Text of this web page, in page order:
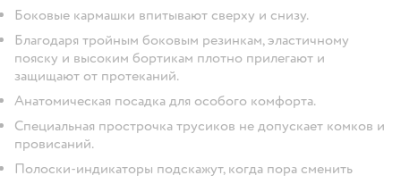
Боковые кармашки впитывают сверху и снизу.
Благодаря тройным боковым резинкам, эластичному
пояску и высоким бортикам плотно прилегают и
защищают от протеканий.
Анатомическая посадка для особого комфорта.
Специальная прострочка трусиков не допускает комков и
провисаний.
Полоски-индикаторы подскажут, когда пора сменить